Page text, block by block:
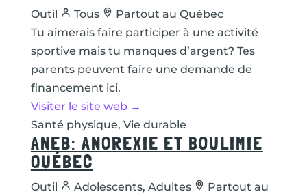
Outil Tous
Partout au Québec
Tu aimerais faire participer à une activité
sportive mais tu manques d’argent? Tes
parents peuvent faire une demande de
financement ici.
Visiter le site web →
Santé physique, Vie durable
ANEB: ANOREXIE ET BOULIMIE
QUÉBEC
Outil Adolescents, Adultes
Partout au